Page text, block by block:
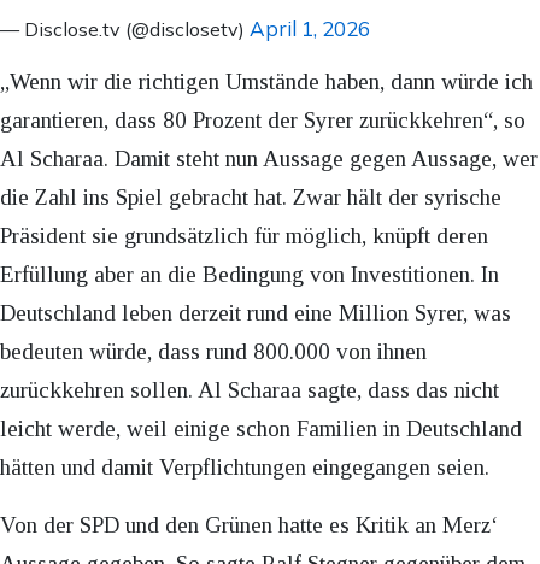
— Disclose.tv (@disclosetv) April 1, 2026
„Wenn wir die richtigen Umstände haben, dann würde ich
garantieren, dass 80 Prozent der Syrer zurückkehren“, so
Al Scharaa. Damit steht nun Aussage gegen Aussage, wer
die Zahl ins Spiel gebracht hat. Zwar hält der syrische
Präsident sie grundsätzlich für möglich, knüpft deren
Erfüllung aber an die Bedingung von Investitionen. In
Deutschland leben derzeit rund eine Million Syrer, was
bedeuten würde, dass rund 800.000 von ihnen
zurückkehren sollen. Al Scharaa sagte, dass das nicht
leicht werde, weil einige schon Familien in Deutschland
hätten und damit Verpflichtungen eingegangen seien.
Von der SPD und den Grünen hatte es Kritik an Merz‘